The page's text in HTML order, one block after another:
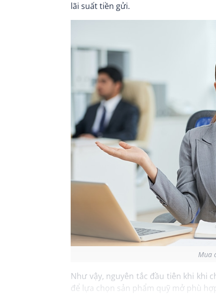
lãi suất tiền gửi.
Mua
Như vậy, nguyên tắc đầu tiên khi khi
để lựa chọn sản phẩm quỹ mở phù